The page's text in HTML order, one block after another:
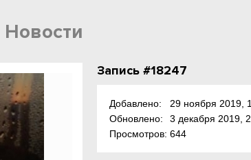
Новости
Запись #18247
Добавлено:
29 ноября 2019,
Обновлено:
3 декабря 2019,
Просмотров: 644